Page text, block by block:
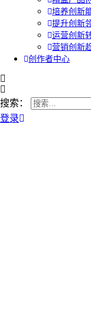
培养创新
提升创新
运营创新
营销创新
创作者中心
搜索：
登录